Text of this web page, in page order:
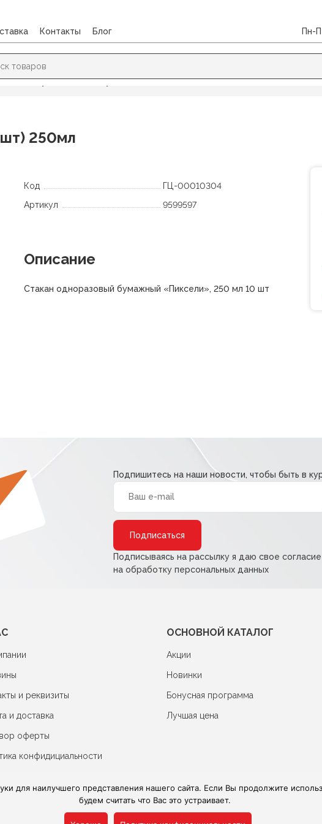
Контакты Блог Пн-
/Посуда/Стакан бумажный Пиксели (10шт) 250мл
250мл
Код
ГЦ-00010304
Артикул
9599597
Описание
Стакан одноразовый бумажный «Пиксели», 250 мл 10 шт
Подпишитесь на наши новости, чтобы быть в
Подписываясь на рассылку я даю свое согласие
на обработку персональных данных
и реквизиты
и доставка
оферты
конфидициальности
ОСНОВНОЙ КАТАЛОГ
Акции
Новинки
Бонусная программа
Лучшая цена
для наилучшего представления нашего сайта. Если Вы продолжите
будем считать что Вас это устраивает.